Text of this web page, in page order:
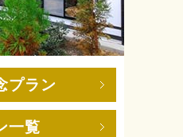
プラン
一覧